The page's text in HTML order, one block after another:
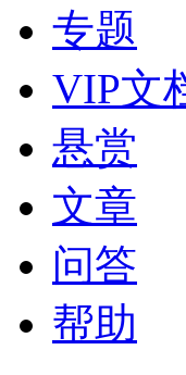
专题
VIP文
悬赏
文章
问答
帮助